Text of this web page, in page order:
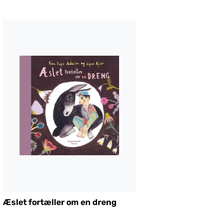
Æslet fortæller om en dreng